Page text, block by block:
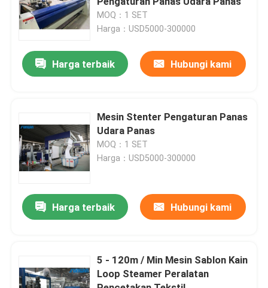
Kontak
Produk
Mesin Stenter Udara Panas
Mesin Stenter Kain
Mesin Pengering Tekstil
Mesin Finishing Tekstil
MOQ：1 SET
Harga：USD5000-300000
Harga terbaik Hubungi kami
Mesin Stenter Pengaturan Panas
Udara Panas
MOQ：1 SET
Harga：USD5000-300000
Harga terbaik Hubungi kami
5 - 120m / Min Mesin Sablon Kain
Loop Steamer Peralatan